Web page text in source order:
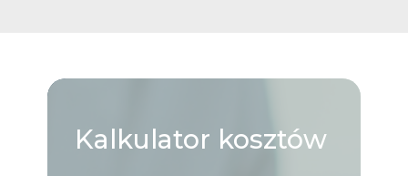
Kalkulator kosztów